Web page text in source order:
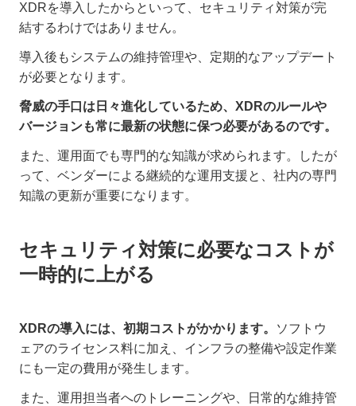
XDRを導入したからといって、セキュリティ対策が完
結するわけではありません。
導入後もシステムの維持管理や、定期的なアップデート
が必要となります。
脅威の手口は日々進化しているため、XDRのルールや
バージョンも常に最新の状態に保つ必要があるのです。
また、運用面でも専門的な知識が求められます。したが
って、ベンダーによる継続的な運用支援と、社内の専門
知識の更新が重要になります。
セキュリティ対策に必要なコストが
一時的に上がる
XDRの導入には、初期コストがかかります。
ソフトウ
ェアのライセンス料に加え、インフラの整備や設定作業
にも一定の費用が発生します。
また、運用担当者へのトレーニングや、日常的な維持管